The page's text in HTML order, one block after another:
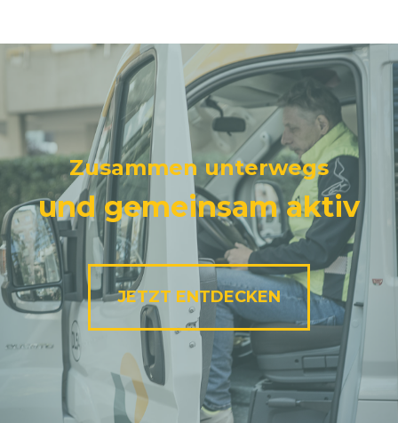
Zusammen unterwegs
und gemeinsam aktiv
JETZT ENTDECKEN